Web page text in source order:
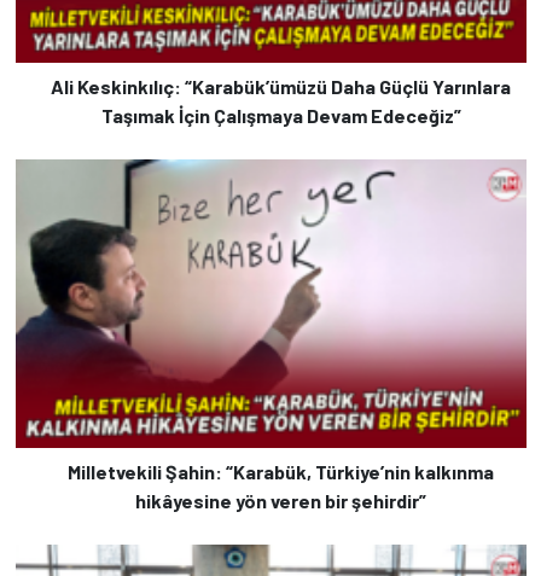
Ali Keskinkılıç: “Karabük’ümüzü Daha Güçlü Yarınlara
Taşımak İçin Çalışmaya Devam Edeceğiz”
Milletvekili Şahin: “Karabük, Türkiye’nin kalkınma
hikâyesine yön veren bir şehirdir”